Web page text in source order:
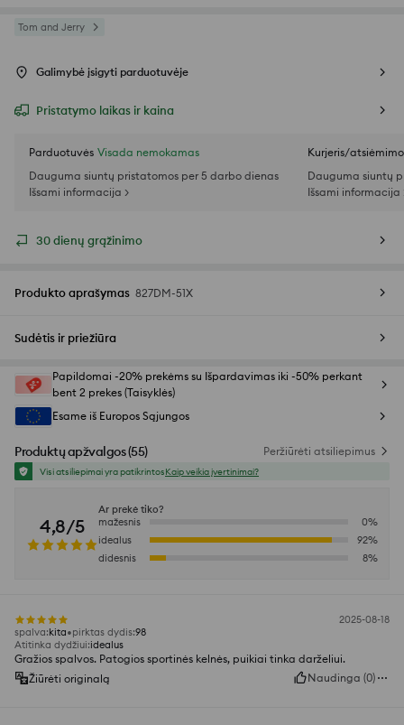
Tom and Jerry
Galimybė įsigyti parduotuvėje
Pristatymo laikas ir kaina
Parduotuvės Visada nemokamas
Dauguma siuntų pristatomos per 5 darbo dienas
Išsami informacija >
Kurjeris/
Dauguma siuntų
Išsami informacija
30 dienų grąžinimo
Produkto aprašymas 827DM-51X
Sudėtis ir priežiūra
Papildomai -20% prekėms su Išpardavimas iki -50% perkant
bent 2 prekes (Taisyklės)
Esame iš Europos Sąjungos
Produktų apžvalgos(55) Peržiūrėti atsiliepimus
Visi atsiliepimai yra patikrintosKaip veikia įvertinimai?
4,8/5
Ar prekė tiko?
mažesnis
0%
idealus
92%
didesnis
8%
2025-08-18
spalva:kita pirktas dydis:98
Atitinka dydžiui:idealus
Gražios spalvos. Patogios sportinės kelnės, puikiai tinka darželiui.
Žiūrėti originalą
Naudinga (0)